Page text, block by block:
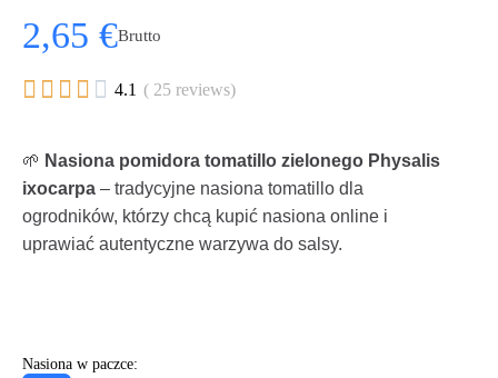
2,65 €Brutto
     4.1 ( 25 reviews)
🌱 Nasiona pomidora tomatillo zielonego Physalis
ixocarpa – tradycyjne nasiona tomatillo dla
ogrodników, którzy chcą kupić nasiona online i
uprawiać autentyczne warzywa do salsy.
Nasiona w paczce: